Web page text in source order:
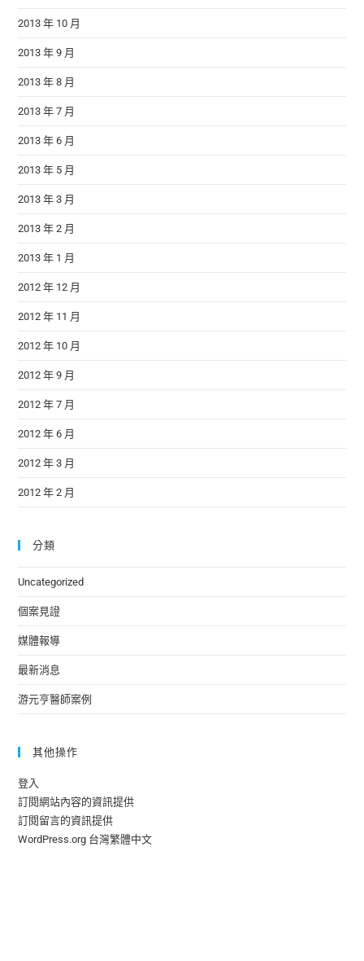
2013 年 10 月
2013 年 9 月
2013 年 8 月
2013 年 7 月
2013 年 6 月
2013 年 5 月
2013 年 3 月
2013 年 2 月
2013 年 1 月
2012 年 12 月
2012 年 11 月
2012 年 10 月
2012 年 9 月
2012 年 7 月
2012 年 6 月
2012 年 3 月
2012 年 2 月
分類
Uncategorized
個案見證
媒體報導
最新消息
游元亨醫師案例
其他操作
登入
訂閱網站內容的資訊提供
訂閱留言的資訊提供
WordPress.org 台灣繁體中文